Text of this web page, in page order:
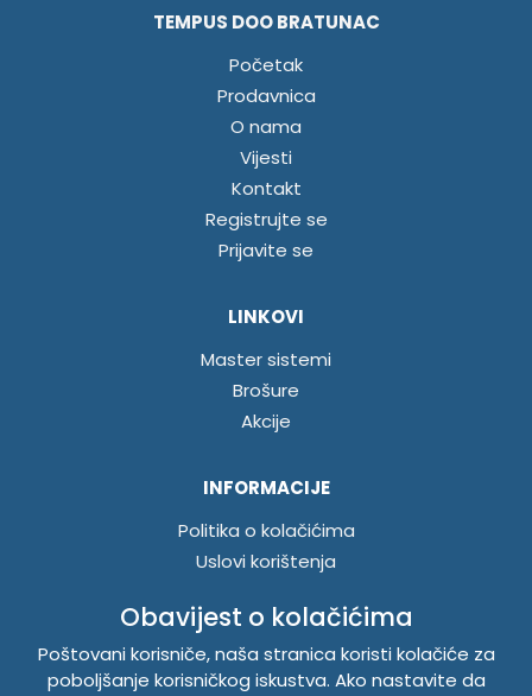
TEMPUS DOO BRATUNAC
Početak
Prodavnica
O nama
Vijesti
Kontakt
Registrujte se
Prijavite se
LINKOVI
Master sistemi
Brošure
Akcije
INFORMACIJE
Politika o kolačićima
Uslovi korištenja
TEMPUS DOO BRATUNAC
Obavijest o kolačićima
Poštovani korisniče, naša stranica koristi kolačiće za
poboljšanje korisničkog iskustva. Ako nastavite da